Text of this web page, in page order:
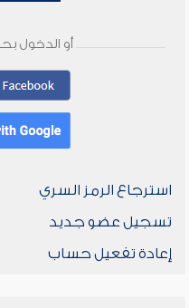
أو الدخول
استرجاع الرمز السري
تسجيل عضو جديد
إعادة تفعيل حساب